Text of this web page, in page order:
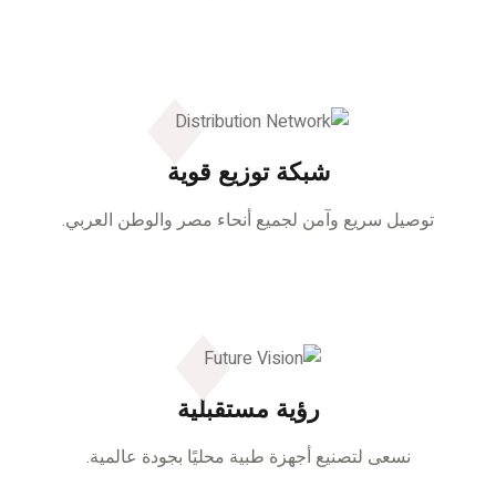
شبكة توزيع قوية
توصيل سريع وآمن لجميع أنحاء مصر والوطن العربي.
رؤية مستقبلية
نسعى لتصنيع أجهزة طبية محليًا بجودة عالمية.